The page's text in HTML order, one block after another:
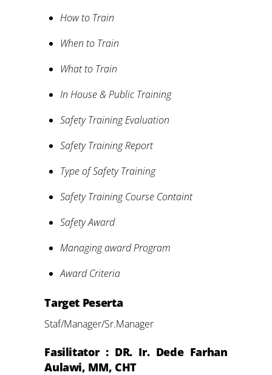
How to Train
When to Train
What to Train
In House & Public Training
Safety Training Evaluation
Safety Training Report
Type of Safety Training
Safety Training Course Containt
Safety Award
Managing award Program
Award Criteria
Target Peserta
Staf/Manager/Sr.Manager
Fasilitator : DR. Ir. Dede Farhan
Aulawi, MM, CHT